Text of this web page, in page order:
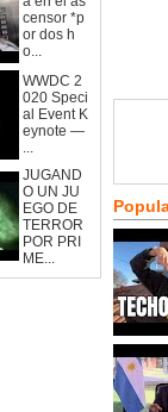
censor *p
or dos h
o...
WWDC 2
020 Speci
al Event K
eynote —
...
JUGAND
O UN JU
EGO DE
TERROR
POR PRI
ME...